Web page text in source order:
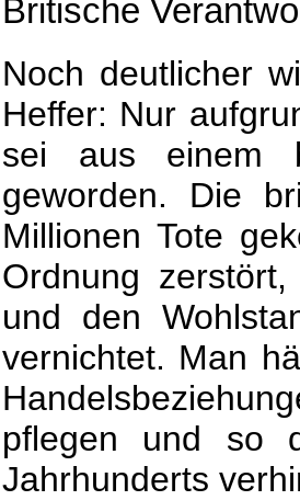
Britische
Noch deutlicher
Heffer: Nur
sei aus einem
geworden. Die
Millionen Tote
Ordnung
und den
vernichtet. Man
pflegen und so
Jahrhunderts